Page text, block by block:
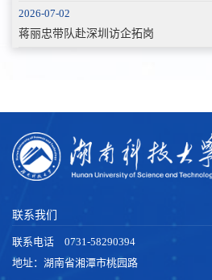
2026-07-02
蒋丽忠带队赴深圳访企拓岗
联系我们
联系电话 0731-58290394
地址：湖南省湘潭市桃园路